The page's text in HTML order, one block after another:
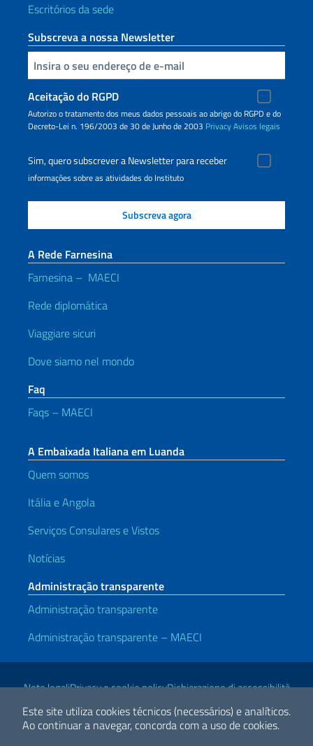
Este site utiliza cookies técnicos (necessários) e analíticos.
Ao continuar a navegar, concorda com a uso de cookies.
Escritórios da sede
Subscreva a nossa Newsletter
Inserisci la tua email
Aceitação do RGPD
Autorizo o tratamento dos meus dados pessoais ao abrigo do RGPD e do
Decreto-Lei n. 196/2003 de 30 de Junho de 2003 PrivacyAvisos legais
Sim, quero subscrever a Newsletter para receber
informações sobre as atividades do Instituto
A Rede Farnesina
Farnesina – MAECI
Rede diplomática
Viaggiare sicuri
Dove siamo nel mondo
Faq
Faqs – MAECI
A Embaixada Italiana em Luanda
Quem somos
Itália e Angola
Serviços Consulares e Vistos
Notícias
Administração transparente
Administração transparente
Administração transparente – MAECI
Links Úteis
Note legaliPrivacy e cookie policyDichiarazione di accessibilità